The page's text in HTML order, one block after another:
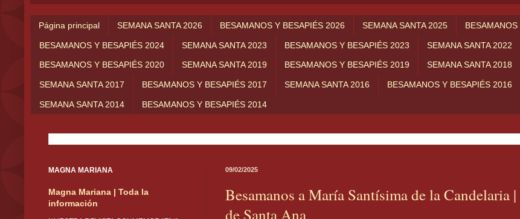
Página principal SEMANA SANTA 2026 BESAMANOS Y BESAPIÉS 2026 SEMANA SANTA 2025
BESAMANOS Y BESAPIÉS 2024 SEMANA SANTA 2023 BESAMANOS Y BESAPIÉS 2023 SEMANA SANTA 2022
BESAMANOS Y BESAPIÉS 2020 SEMANA SANTA 2019 BESAMANOS Y BESAPIÉS 2019 SEMANA SANTA 2018
SEMANA SANTA 2017 BESAMANOS Y BESAPIÉS 2017 SEMANA SANTA 2016 BESAMANOS Y BESAPIÉS 2016
SEMANA SANTA 2014 BESAMANOS Y BESAPIÉS 2014
09/02/2025
Besamanos a María Santísima de la Candelaria
de Santa Ana
MAGNA MARIANA
Magna Mariana | Toda la
información